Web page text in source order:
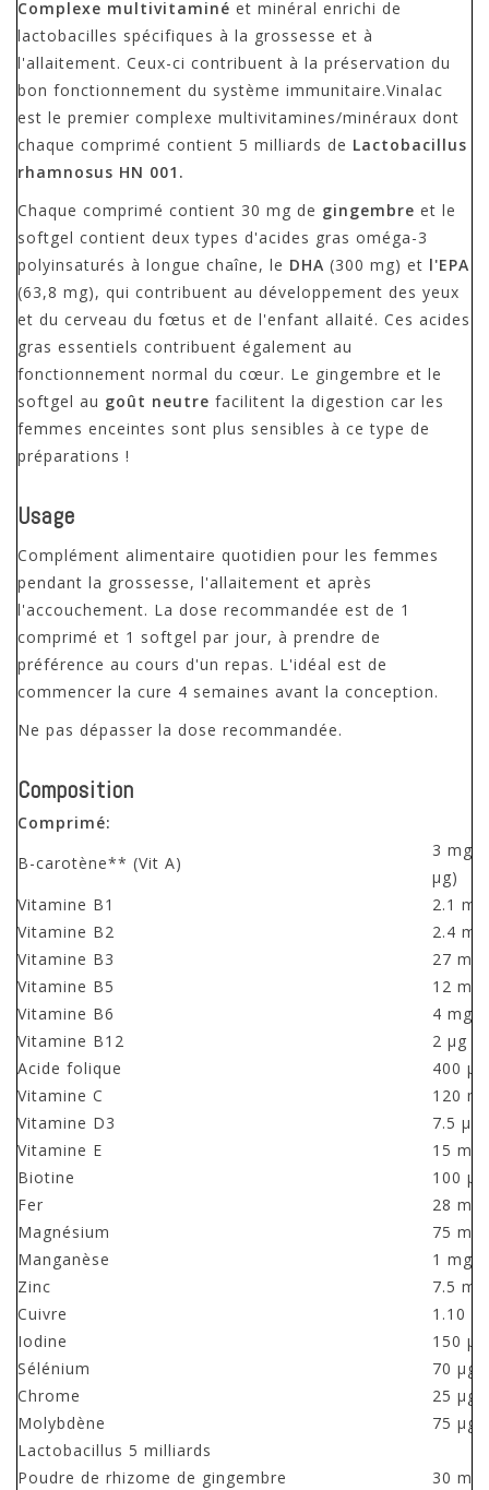
Complexe multivitaminé et minéral enrichi de
lactobacilles spécifiques à la grossesse et à
l'allaitement. Ceux-ci contribuent à la préservation du
bon fonctionnement du système immunitaire.Vinalac
est le premier complexe multivitamines/minéraux dont
chaque comprimé contient 5 milliards de Lactobacillus
rhamnosus HN 001.
Chaque comprimé contient 30 mg de gingembre et le
softgel contient deux types d'acides gras oméga-3
polyinsaturés à longue chaîne, le DHA (300 mg) et l'EPA
(63,8 mg), qui contribuent au développement des yeux
et du cerveau du fœtus et de l'enfant allaité. Ces acides
gras essentiels contribuent également au
fonctionnement normal du cœur. Le gingembre et le
softgel au goût neutre facilitent la digestion car les
femmes enceintes sont plus sensibles à ce type de
préparations !
Usage
Complément alimentaire quotidien pour les femmes
pendant la grossesse, l'allaitement et après
l'accouchement. La dose recommandée est de 1
comprimé et 1 softgel par jour, à prendre de
préférence au cours d'un repas. L'idéal est de
commencer la cure 4 semaines avant la conception.
Ne pas dépasser la dose recommandée.
Composition
Comprimé:
B-carotène** (Vit A)
3 mg
µg)
Vitamine B1
2.1 mg
Vitamine B2
2.4 mg
Vitamine B3
27 mg
Vitamine B5
12 mg
Vitamine B6
4 mg
Vitamine B12
2 µg
Acide folique
400 µg
Vitamine C
120
Vitamine D3
7.5 µg
Vitamine E
15 mg
Biotine
100 µg
Fer
28 mg
Magnésium
75 mg
Manganèse
1 mg
Zinc
7.5 mg
Cuivre
1.10
Iodine
150 µg
Sélénium
70 µg
Chrome
25 µg
Molybdène
75 µg
Lactobacillus 5 milliards
Poudre de rhizome de gingembre
30 mg